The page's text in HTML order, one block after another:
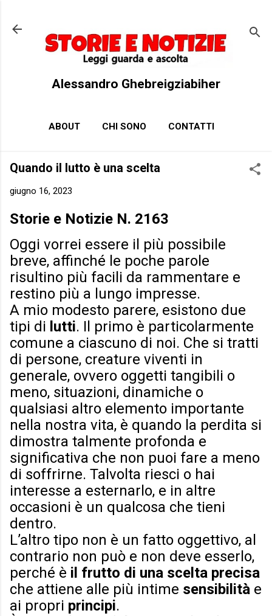
Alessandro Ghebreigziabiher
ABOUT CHI SONO CONTATTI
Quando il lutto è una scelta
giugno 16, 2023
Storie e Notizie N. 2163
Oggi vorrei essere il più possibile
breve, affinché le poche parole
risultino più facili da rammentare e
restino più a lungo impresse.
A mio modesto parere, esistono due
tipi di lutti. Il primo è particolarmente
comune a ciascuno di noi. Che si tratti
di persone, creature viventi in
generale, ovvero oggetti tangibili o
meno, situazioni, dinamiche o
qualsiasi altro elemento importante
nella nostra vita, è quando la perdita si
dimostra talmente profonda e
significativa che non puoi fare a meno
di soffrirne. Talvolta riesci o hai
interesse a esternarlo, e in altre
occasioni è un qualcosa che tieni
dentro.
L’altro tipo non è un fatto oggettivo, al
contrario non può e non deve esserlo,
perché è il frutto di una scelta precisa
che attiene alle più intime sensibilità e
ai propri principi.